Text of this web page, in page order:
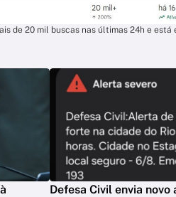
de 20 mil buscas nas últimas 24h e
Defesa Civil envia